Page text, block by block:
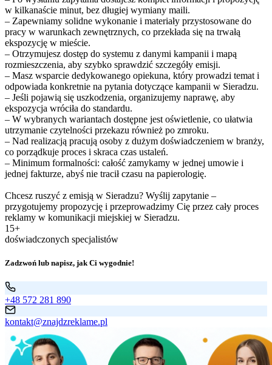
w kilkanaście minut, bez długiej wymiany maili.
– Zapewniamy solidne wykonanie i materiały przystosowane do
pracy w warunkach zewnętrznych, co przekłada się na trwałą
ekspozycję w mieście.
– Otrzymujesz dostęp do systemu z danymi kampanii i mapą
rozmieszczenia, aby szybko sprawdzić szczegóły emisji.
– Masz wsparcie dedykowanego opiekuna, który prowadzi temat i
odpowiada konkretnie na pytania dotyczące kampanii w Sieradzu.
– Jeśli pojawią się uszkodzenia, organizujemy naprawę, aby
ekspozycja wróciła do standardu.
– W wybranych wariantach dostępne jest oświetlenie, co ułatwia
utrzymanie czytelności przekazu również po zmroku.
– Nad realizacją pracują osoby z dużym doświadczeniem w branży,
co porządkuje proces i skraca czas ustaleń.
– Minimum formalności: całość zamykamy w jednej umowie i
jednej fakturze, abyś nie tracił czasu na papierologię.
Chcesz ruszyć z emisją w Sieradzu? Wyślij zapytanie –
przygotujemy propozycję i przeprowadzimy Cię przez cały proces
reklamy w komunikacji miejskiej w Sieradzu.
15+
doświadczonych specjalistów
Zadzwoń lub napisz, jak Ci wygodnie!
+48 572 281 890
kontakt@znajdzreklame.pl